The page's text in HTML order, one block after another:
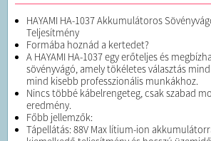
HAYAMI HA-1037 Akkumulátoros
Teljesítmény
Formába hoznád a kertedet?
A HAYAMI HA-1037 egy erőteljes és
sövényvágó, amely tökéletes választás
mind kisebb professzionális munkákhoz.
Nincs többé kábelrengeteg, csak szabad
eredmény.
Főbb jellemzők:
Tápellátás: 88V Max lítium-ion